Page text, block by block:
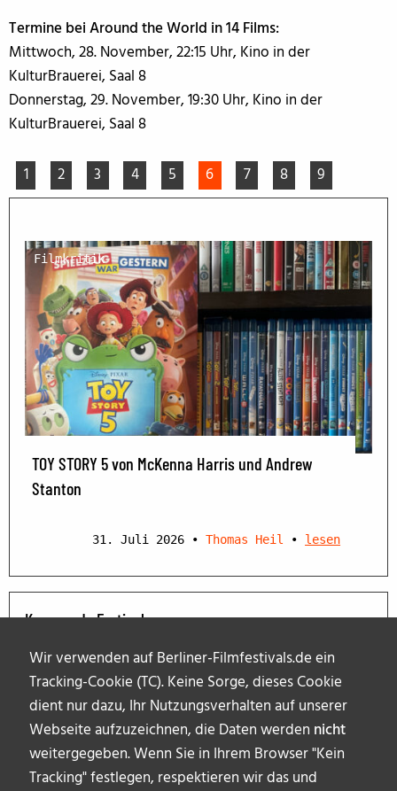
Wir verwenden auf Berliner-Filmfestivals.de ein
Tracking-Cookie (TC). Keine Sorge, dieses Cookie
dient nur dazu, Ihr Nutzungsverhalten auf unserer
Webseite aufzuzeichnen, die Daten werden nicht
weitergegeben. Wenn Sie in Ihrem Browser "Kein
Tracking" festlegen, respektieren wir das und
Termine bei Around the World in 14 Films:
Mittwoch, 28. November, 22:15 Uhr, Kino in der
KulturBrauerei, Saal 8
Donnerstag, 29. November, 19:30 Uhr, Kino in der
KulturBrauerei, Saal 8
1 2 3 4 5 6 7 8 9
Filmkritik
TOY STORY 5 von McKenna Harris und Andrew
Stanton
31. Juli 2026 • Thomas Heil • lesen
Kommende Festivals